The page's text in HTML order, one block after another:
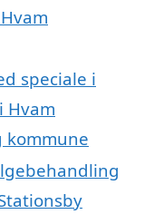
speciale i
Hvam
kommune